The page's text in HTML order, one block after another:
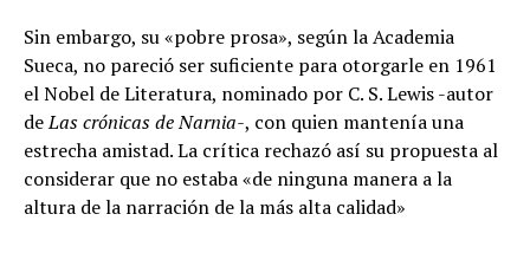
Sin embargo, su «pobre prosa», según la Academia
Sueca, no pareció ser suficiente para otorgarle en 1961
el Nobel de Literatura, nominado por C. S. Lewis -autor
deLas crónicas de Narnia-, con quien mantenía una
estrecha amistad. La crítica rechazó así su propuesta al
considerar que no estaba «de ninguna manera a la
altura de la narración de la más alta calidad»